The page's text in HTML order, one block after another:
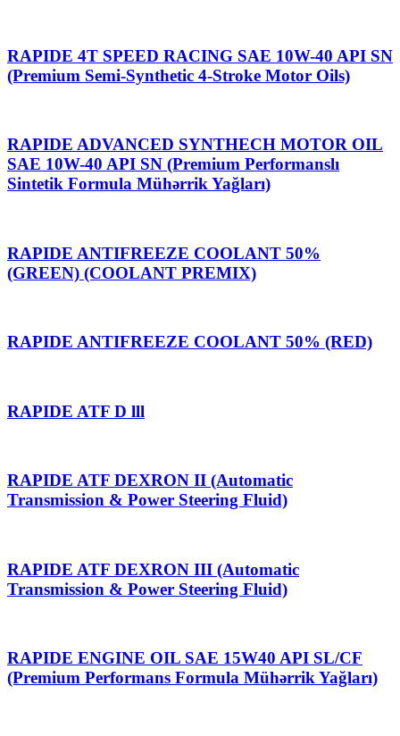
RAPIDE 4T SPEED RACING SAE 10W-40 API SN
(Premium Semi-Synthetic 4-Stroke Motor Oils)
RAPIDE ADVANCED SYNTHECH MOTOR OIL
SAE 10W-40 API SN (Premium Performanslı
Sintetik Formula Mühərrik Yağları)
RAPIDE ANTIFREEZE COOLANT 50%
(GREEN) (COOLANT PREMIX)
RAPIDE ANTIFREEZE COOLANT 50% (RED)
RAPIDE ATF D lll
RAPIDE ATF DEXRON II (Automatic
Transmission & Power Steering Fluid)
RAPIDE ATF DEXRON III (Automatic
Transmission & Power Steering Fluid)
RAPIDE ENGINE OIL SAE 15W40 API SL/CF
(Premium Performans Formula Mühərrik Yağları)